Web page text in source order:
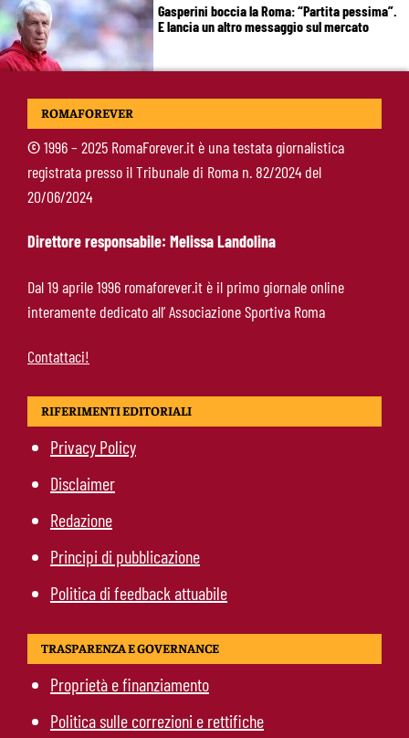
Gasperini boccia la Roma: “Partita pessima”.
E lancia un altro messaggio sul mercato
Roma, termina il tour britannico: Gasperini
Fiorentina
Roma-Cacciamani, Cairo alza il muro ma lascia
uno spiraglio: “Dipende dalle offerte”
ROMAFOREVER
©1996 – 2025 RomaForever.it è una testata giornalistica
registrata presso il Tribunale di Roma n. 82/2024 del
20/06/2024
Direttore responsabile: Melissa Landolina
Dal 19 aprile 1996 romaforever.it è il primo giornale online
interamente dedicato all’ Associazione Sportiva Roma
Contattaci!
RIFERIMENTI EDITORIALI
Privacy Policy
Disclaimer
Redazione
Principi di pubblicazione
Politica di feedback attuabile
TRASPARENZA E GOVERNANCE
Proprietà e finanziamento
Politica sulle correzioni e rettifiche